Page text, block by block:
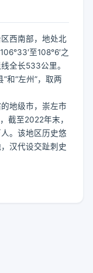
西南部，地处北
至108°6′之
全长533公里。
和“左州”，取两
地级市，崇左市
截至2022年末，
。该地区历史悠
汉代设交趾刺史